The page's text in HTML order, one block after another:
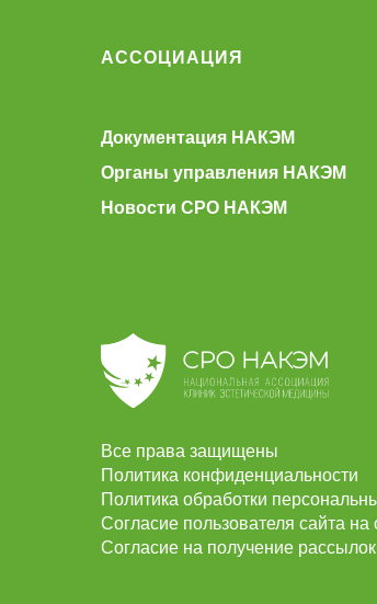
АССОЦИАЦИЯ
Документация НАКЭМ
Органы управления НАКЭМ
Новости СРО НАКЭМ
Все права защищены
Политика конфиденциальности
Политика обработки
Согласие пользователя сайта
Согласие на получение рассылок